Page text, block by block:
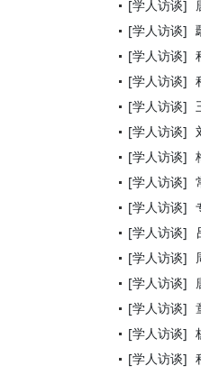
[学人访谈]
[学人访谈]
[学人访谈]
[学人访谈]
[学人访谈]
[学人访谈]
[学人访谈]
[学人访谈]
[学人访谈]
[学人访谈]
[学人访谈]
[学人访谈]
[学人访谈]
[学人访谈]
[学人访谈]